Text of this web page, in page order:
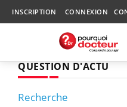
INSCRIPTION CONNEXION
QUESTION D'ACTU
Recherche